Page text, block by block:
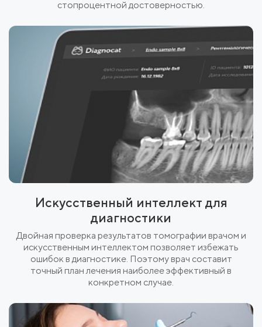
стопроцентной достоверностью.
Искусственный интеллект для
диагностики
Двойная проверка результатов томографии врачом и
искусственным интеллектом позволяет избежать
ошибок в диагностике. Поэтому врач составит
точный план лечения наиболее эффективный в
конкретном случае.